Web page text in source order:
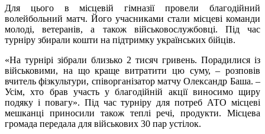
Для цього в місцевій гімназії провели благодійний
волейбольний матч. Його учасниками стали місцеві команди
молоді, ветеранів, а також військовослужбовці. Під час
турніру збирали кошти на підтримку українських бійців.
«На турнірі зібрали близько 2 тисяч гривень. Порадилися із
військовими, на що краще витратити цю суму, – розповів
вчитель фізкультури, співорганізатор матчу Олександр Баша. –
Усім, хто брав участь у благодійній акції виносимо щиру
подяку і повагу». Під час турніру для потреб АТО місцеві
мешканці приносили також теплі речі, продукти. Місцева
громада передала для військових 30 пар устілок.